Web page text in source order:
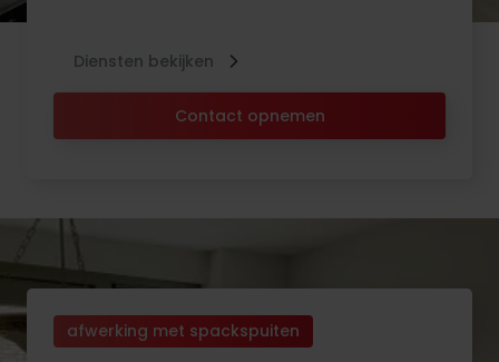
Contact opnemen
Diensten bekijken
afwerking met spackspuiten